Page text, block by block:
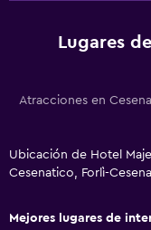
Lugares
Atracciones en
Ubicación de Hotel
Cesenatico, Forlì-Cesena
Mejores lugares de